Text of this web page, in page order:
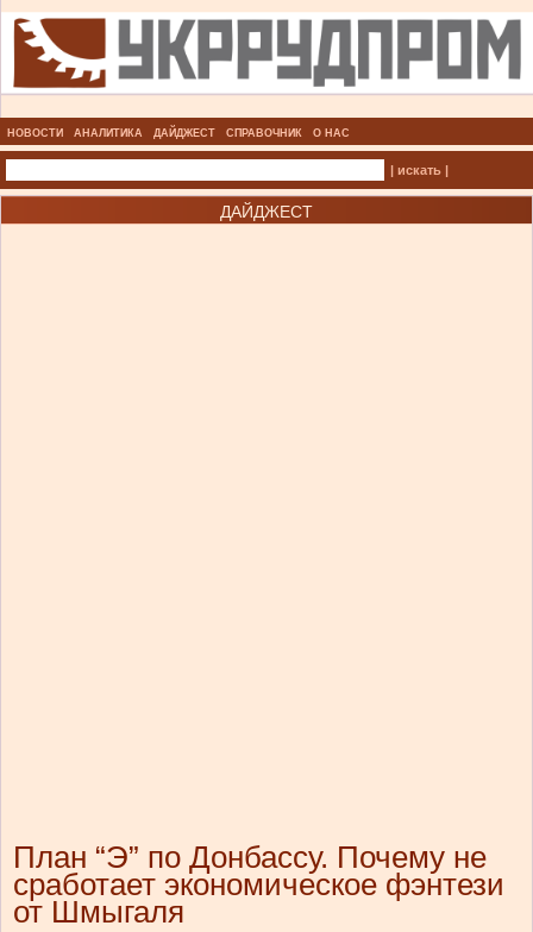
НОВОСТИ АНАЛИТИКА ДАЙДЖЕСТ СПРАВОЧНИК О НАС
| искать |
ДАЙДЖЕСТ
План “Э” по Донбассу. Почему не
сработает экономическое фэнтези
от Шмыгаля